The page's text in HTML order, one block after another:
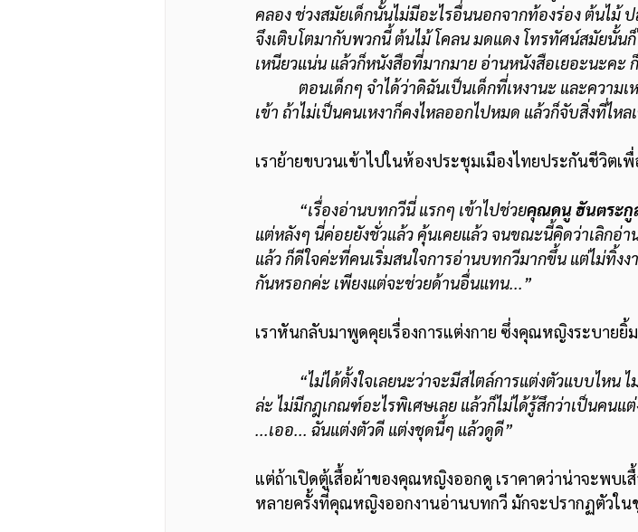
คลอง ช่วงสมัยเด็กนั้นไม่มีอะไรอื่นนอกจากท้องร่อง ต้นไม้
จึงเติบโตมากับพวกนี้ ต้นไม้ โคลน มดแดง โทรทัศน์สมัยนั้
เหนียวแน่น แล้วก็หนังสือที่มากมาย อ่านหนังสือเยอะนะค
เข้า ถ้าไม่เป็นคนเหงาก็คงไหลออกไปหมด แล้วก็จับสิ่งที่ไห
เราย้ายขบวนเข้าไปในห้องประชุมเมืองไทยประกันชีวิ
“เรื่องอ่านบทกวีนี่ แรกๆ เข้าไปช่วยคุณดนู ฮันตระกู
แต่หลังๆ นี่ค่อยยังชั่วแล้ว คุ้นเคยแล้ว จนขณะนี้คิดว่าเลิกอ่
แล้ว ก็ดีใจค่ะที่คนเริ่มสนใจการอ่านบทกวีมากขึ้น แต่ไม่ทิ้ง
กันหรอกค่ะ เพียงแต่จะช่วยด้านอื่นแทน...”
เราหันกลับมาพูดคุยเรื่องการแต่งกาย ซึ่งคุณหญิงระบายยิ้
“ไม่ได้ตั้งใจเลยนะว่าจะมีสไตล์การแต่งตัวแบบไหน
ล่ะ ไม่มีกฎเกณฑ์อะไรพิเศษเลย แล้วก็ไม่ได้รู้สึกว่าเป็นคนแ
...เออ... ฉันแต่งตัวดี แต่งชุดนี้ๆ แล้วดูดี”
แต่ถ้าเปิดตู้เสื้อผ้าของคุณหญิงออกดู เราคาดว่าน่าจะพบ
หลายครั้งที่คุณหญิงออกงานอ่านบทกวี มักจะปรากฏตัวใน